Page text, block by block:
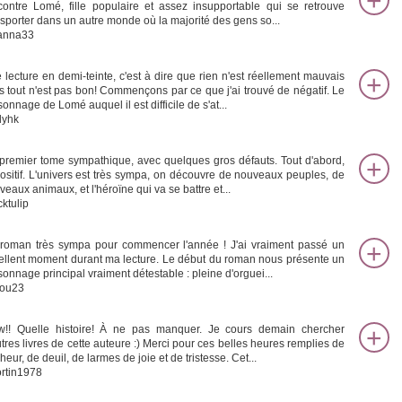
Lomé, fille populaire et assez insupportable qui se retrouve
dans un autre monde où la majorité des gens so...
lecture en demi-teinte, c'est à dire que rien n'est réellement mauvais
tout n'est pas bon! Commençons par ce que j'ai trouvé de négatif. Le
de Lomé auquel il est difficile de s'at...
tome sympathique, avec quelques gros défauts. Tout d'abord,
L'univers est très sympa, on découvre de nouveaux peuples, de
animaux, et l'héroïne qui va se battre et...
très sympa pour commencer l'année ! J'ai vraiment passé un
moment durant ma lecture. Le début du roman nous présente un
principal vraiment détestable : pleine d'orguei...
Quelle histoire! À ne pas manquer. Je cours demain chercher
livres de cette auteure :) Merci pour ces belles heures remplies de
de deuil, de larmes de joie et de tristesse. Cet...